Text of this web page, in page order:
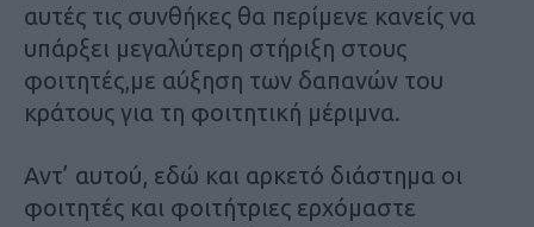
αυτές τις συνθήκες θα περίμενε κανείς να
υπάρξει μεγαλύτερη στήριξη στους
φοιτητές,με αύξηση των δαπανών του
κράτους για τη φοιτητική μέριμνα.
Αντ’ αυτού, εδώ και αρκετό διάστημα οι
φοιτητές και φοιτήτριες ερχόμαστε